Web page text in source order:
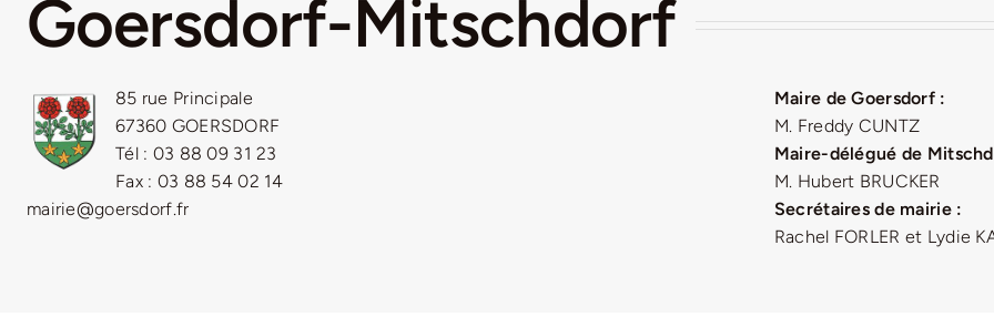
Goersdorf-Mitschdorf
85 rue Principale
67360 GOERSDORF
Tél : 03 88 09 31 23
Fax : 03 88 54 02 14
mairie@goersdorf.fr
Maire de Goersdorf :
M. Freddy CUNTZ
Maire-délégué de
M. Hubert BRUCKER
Secrétaires de mairie :
Rachel FORLER et Lydie